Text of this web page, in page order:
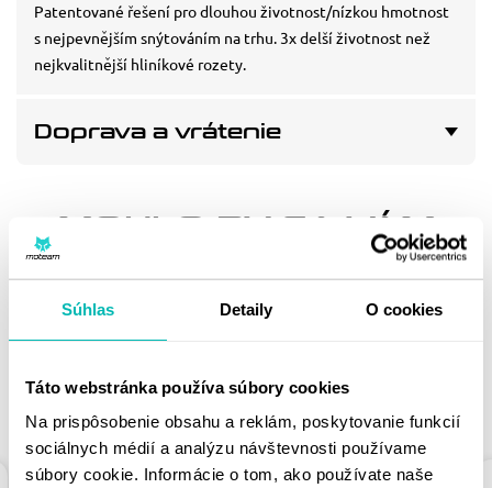
Súhlas Detaily O cookies
Táto webstránka používa súbory cookies
Na prispôsobenie obsahu a reklám, poskytovanie funkcií
sociálnych médií a analýzu návštevnosti používame
súbory cookie. Informácie o tom, ako používate naše
Patentované řešení pro dlouhou životnost/nízkou hmotnost
s nejpevnějším snýtováním na trhu. 3x delší životnost než
nejkvalitnější hliníkové rozety.
Doprava a vrátenie
MOHLO BY SA VÁM
PODOBNÉ PRODUKTY